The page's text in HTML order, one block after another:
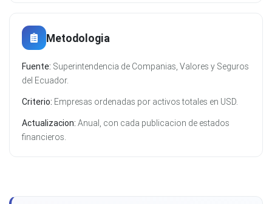
Metodologia
Fuente: Superintendencia de Companias, Valores y Seguros
del Ecuador.
Criterio: Empresas ordenadas por activos totales en USD.
Actualizacion: Anual, con cada publicacion de estados
financieros.